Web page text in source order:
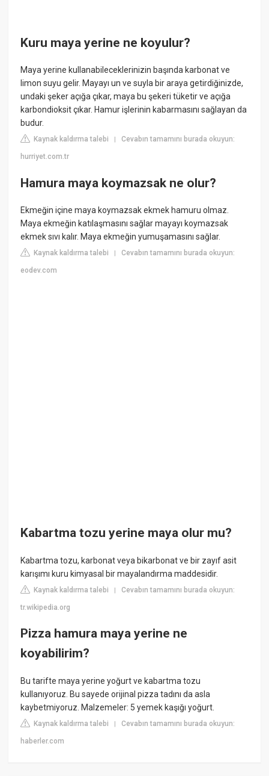
Kuru maya yerine ne koyulur?
Maya yerine kullanabileceklerinizin başında karbonat ve
limon suyu gelir. Mayayı un ve suyla bir araya getirdiğinizde,
undaki şeker açığa çıkar, maya bu şekeri tüketir ve açığa
karbondioksit çıkar. Hamur işlerinin kabarmasını sağlayan da
budur.
Kaynak kaldırma talebi |Cevabın tamamını burada okuyun:
hurriyet.com.tr
Hamura maya koymazsak ne olur?
Ekmeğin içine maya koymazsak ekmek hamuru olmaz.
Maya ekmeğin katılaşmasını sağlar mayayı koymazsak
ekmek sıvı kalır. Maya ekmeğin yumuşamasını sağlar.
Kaynak kaldırma talebi |Cevabın tamamını burada okuyun:
eodev.com
Kabartma tozu yerine maya olur mu?
Kabartma tozu, karbonat veya bikarbonat ve bir zayıf asit
karışımı kuru kimyasal bir mayalandırma maddesidir.
Kaynak kaldırma talebi |Cevabın tamamını burada okuyun:
tr.wikipedia.org
Pizza hamura maya yerine ne
koyabilirim?
Bu tarifte maya yerine yoğurt ve kabartma tozu
kullanıyoruz. Bu sayede orijinal pizza tadını da asla
kaybetmiyoruz. Malzemeler: 5 yemek kaşığı yoğurt.
Kaynak kaldırma talebi |Cevabın tamamını burada okuyun:
haberler.com